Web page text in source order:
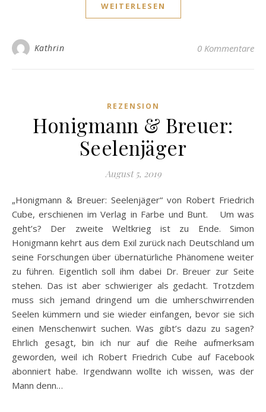
WEITERLESEN
Kathrin 0 Kommentare
REZENSION
Honigmann & Breuer:
Seelenjäger
August 5, 2019
„Honigmann & Breuer: Seelenjäger“ von Robert Friedrich
Cube, erschienen im Verlag in Farbe und Bunt. Um was
geht’s? Der zweite Weltkrieg ist zu Ende. Simon
Honigmann kehrt aus dem Exil zurück nach Deutschland um
seine Forschungen über übernatürliche Phänomene weiter
zu führen. Eigentlich soll ihm dabei Dr. Breuer zur Seite
stehen. Das ist aber schwieriger als gedacht. Trotzdem
muss sich jemand dringend um die umherschwirrenden
Seelen kümmern und sie wieder einfangen, bevor sie sich
einen Menschenwirt suchen. Was gibt’s dazu zu sagen?
Ehrlich gesagt, bin ich nur auf die Reihe aufmerksam
geworden, weil ich Robert Friedrich Cube auf Facebook
abonniert habe. Irgendwann wollte ich wissen, was der
Mann denn…